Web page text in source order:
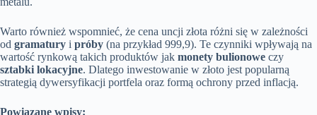
Warto również wspomnieć, że cena uncji złota różni się w zależności
od gramatury i próby (na przykład 999,9). Te czynniki wpływają na
wartość rynkową takich produktów jak monety bulionowe czy
sztabki lokacyjne. Dlatego inwestowanie w złoto jest popularną
strategią dywersyfikacji portfela oraz formą ochrony przed inflacją.
Powiązane wpisy: